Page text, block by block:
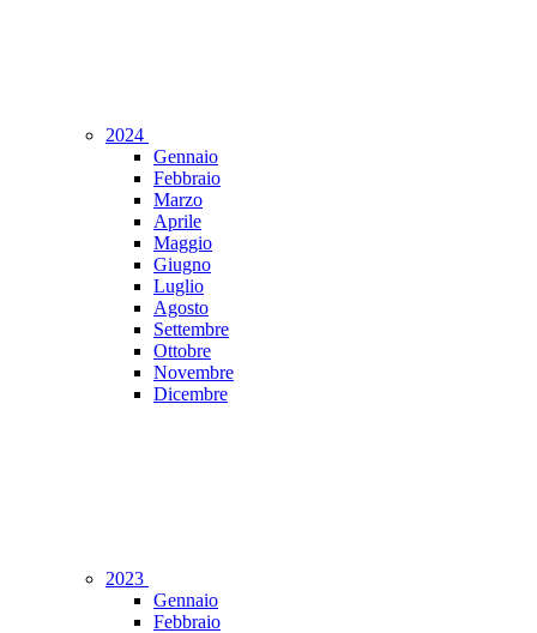
2024
Gennaio
Febbraio
Marzo
Aprile
Maggio
Giugno
Luglio
Agosto
Settembre
Ottobre
Novembre
Dicembre
2023
Gennaio
Febbraio